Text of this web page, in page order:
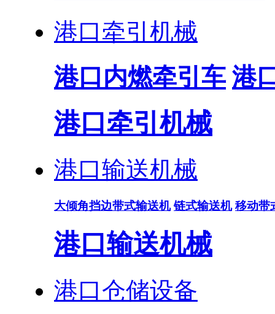
港口牵引机械
港口内燃牵引车 港
港口牵引机械
港口输送机械
大倾角挡边带式输送机 链式输送机 移动带
港口输送机械
港口仓储设备